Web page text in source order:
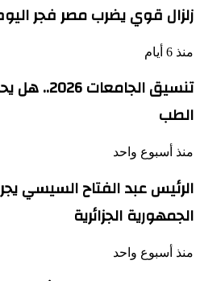
زلزال قوي يضرب مصر فجر
منذ 6 أيام
الطب
منذ أسبوع واحد
الرئيس عبد الفتاح السيسي
الجمهورية الجزائرية
منذ أسبوع واحد